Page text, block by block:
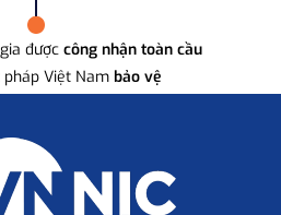
được công nhận toàn cầu
Việt Nam bảo vệ